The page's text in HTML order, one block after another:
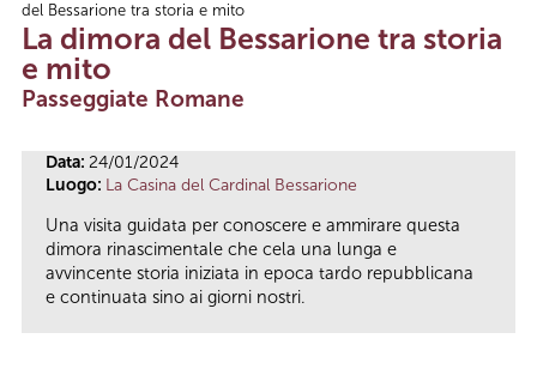
Tu sei qui
del Bessarione tra storia e mito
La dimora del Bessarione tra storia
e mito
Passeggiate Romane
Data: 24/01/2024
Luogo: La Casina del Cardinal Bessarione
Una visita guidata per conoscere e ammirare questa
dimora rinascimentale che cela una lunga e
avvincente storia iniziata in epoca tardo repubblicana
e continuata sino ai giorni nostri.